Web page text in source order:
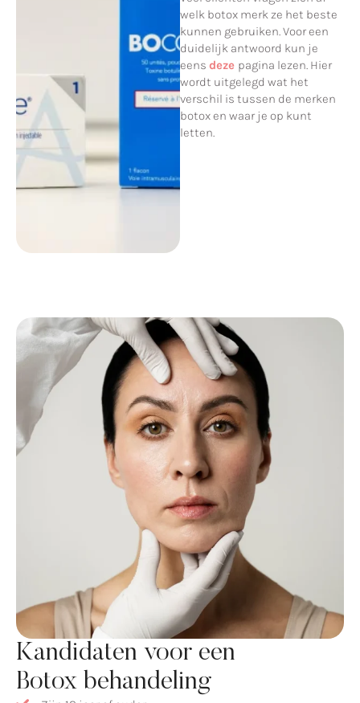
welk botox merk ze het beste
kunnen gebruiken. Voor een
duidelijk antwoord kun je
eens deze pagina lezen. Hier
wordt uitgelegd wat het
verschil is tussen de merken
botox en waar je op kunt
letten.
Kandidaten voor een
Botox behandeling